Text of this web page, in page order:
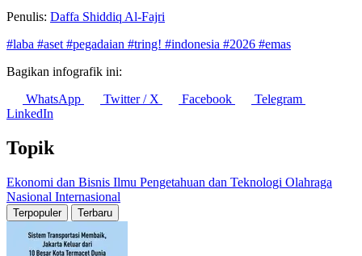
Penulis: Daffa Shiddiq Al-Fajri
#laba #aset #pegadaian #tring! #indonesia #2026 #emas
Bagikan infografik ini:
WhatsApp
Twitter / X Facebook
Telegram
LinkedIn
Topik
Ekonomi dan Bisnis Ilmu Pengetahuan dan Teknologi Olahraga
Nasional Internasional
Terpopuler Terbaru